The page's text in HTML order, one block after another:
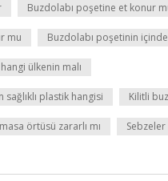
Buzdolabı poşetine et konur
mu Buzdolabı poşetinin
ülkenin malı
sağlıklı plastik hangisi Kilitli
örtüsü zararlı mı